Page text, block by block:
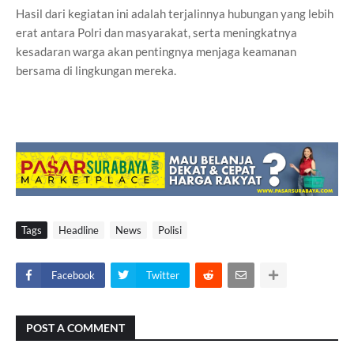
Hasil dari kegiatan ini adalah terjalinnya hubungan yang lebih
erat antara Polri dan masyarakat, serta meningkatnya
kesadaran warga akan pentingnya menjaga keamanan
bersama di lingkungan mereka.
Tags Headline News Polisi
Facebook Twitter
POST A COMMENT